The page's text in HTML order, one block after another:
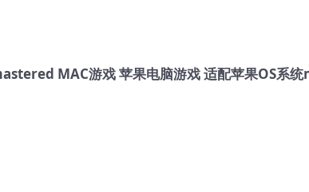
MAC游戏 苹果电脑游戏 适配苹果OS系统